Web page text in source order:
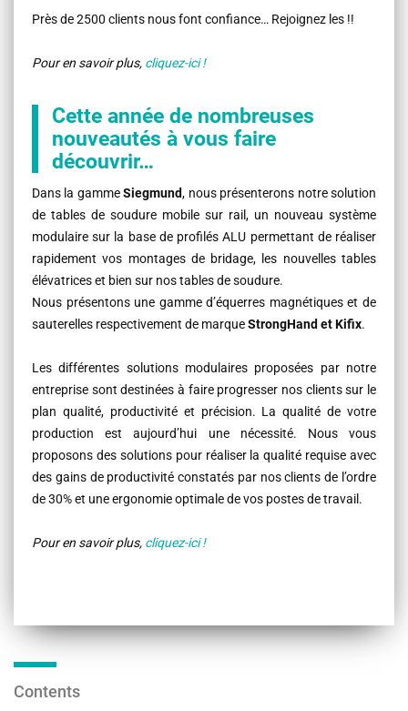
Près de 2500 clients nous font confiance… Rejoignez les !!
Pour en savoir plus, cliquez-ici !
Cette année de nombreuses
nouveautés à vous faire
découvrir…
Dans la gammeSiegmund, nous présenterons notre solution
de tables de soudure mobile sur rail, un nouveau système
modulaire sur la base de profilés ALU permettant de réaliser
rapidement vos montages de bridage, les nouvelles tables
élévatrices et bien sur nos tables de soudure.
Nous présentons une gamme d’équerres magnétiques et de
sauterelles respectivement de marqueStrongHand et Kifix.
Les différentes solutions modulaires proposées par notre
entreprise sont destinées à faire progresser nos clients sur le
plan qualité, productivité et précision. La qualité de votre
production est aujourd’hui une nécessité. Nous vous
proposons des solutions pour réaliser la qualité requise avec
des gains de productivité constatés par nos clients de l’ordre
de 30% et une ergonomie optimale de vos postes de travail.
Pour en savoir plus, cliquez-ici !
Contents